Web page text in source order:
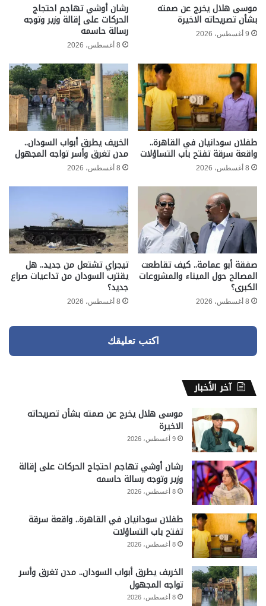
موسى هلال يخرج عن صمته
بشأن تصريحاته الاخيرة
9 أغسطس، 2026
رشان أوشي تهاجم احتجاج
الحركات على إقالة وزير وتوجه
رسالة حاسمه
8 أغسطس، 2026
طفلان سودانيان في القاهرة..
واقعة سرقة تفتح باب التساؤلات
8 أغسطس، 2026
الخريف يطرق أبواب السودان..
مدن تغرق وأسر تواجه المجهول
8 أغسطس، 2026
صفقة أبو عمامة.. كيف تقاطعت
المصالح حول الميناء والمشروعات
الكبرى؟
8 أغسطس، 2026
تيجراي تشتعل من جديد.. هل
يقترب السودان من تداعيات صراع
جديد؟
8 أغسطس، 2026
اكتب تعليقك
آخر الأخبار
موسى هلال يخرج عن صمته بشأن تصريحاته
الاخيرة
9 أغسطس، 2026
رشان أوشي تهاجم احتجاج الحركات على إقالة
وزير وتوجه رسالة حاسمه
8 أغسطس، 2026
طفلان سودانيان في القاهرة.. واقعة سرقة
تفتح باب التساؤلات
8 أغسطس، 2026
الخريف يطرق أبواب السودان.. مدن تغرق وأسر
تواجه المجهول
8 أغسطس، 2026